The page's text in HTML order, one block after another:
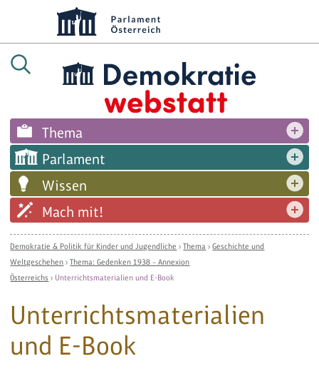
Thema
Parlament
Wissen
Mach mit!
Demokratie & Politik für Kinder und Jugendliche ›Thema ›Geschichte und
Weltgeschehen ›Thema: Gedenken 1938 – Annexion
Österreichs › Unterrichtsmaterialien und E-Book
Unterrichtsmaterialien
und E-Book